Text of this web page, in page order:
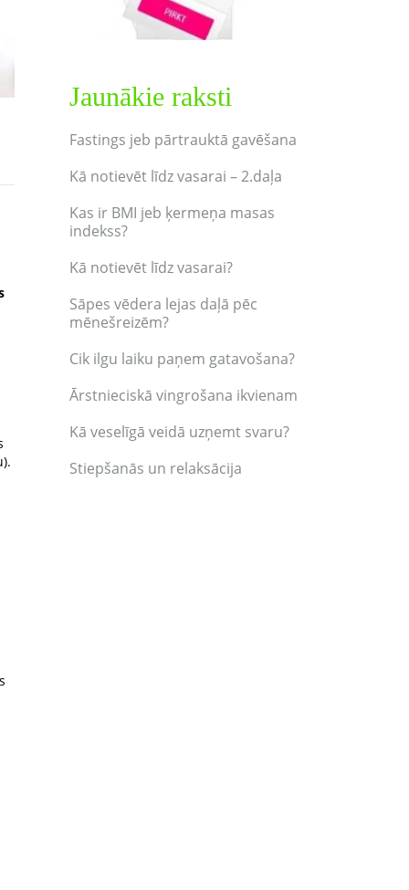
Jaunākie raksti
Fastings jeb pārtrauktā gavēšana
Kā notievēt līdz vasarai – 2.daļa
Kas ir BMI jeb ķermeņa masas
indekss?
Kā notievēt līdz vasarai?
Sāpes vēdera lejas daļā pēc
mēnešreizēm?
Cik ilgu laiku paņem gatavošana?
Ārstnieciskā vingrošana ikvienam
Kā veselīgā veidā uzņemt svaru?
Stiepšanās un relaksācija